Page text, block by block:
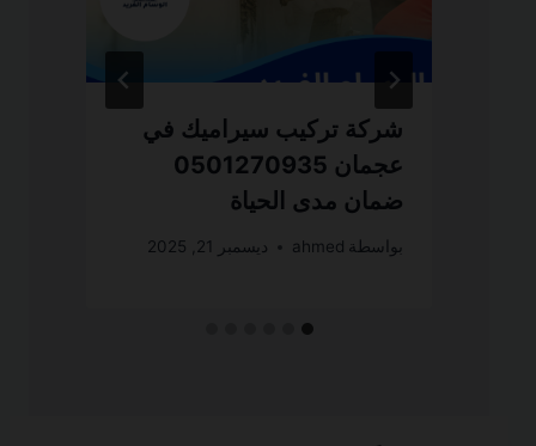
شركة تركيب سيراميك في
عجمان 0501270935
ضمان مدى الحياة
بواسطة ahmed ديسمبر 21, 2025